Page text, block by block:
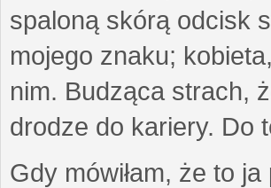
spaloną skórą odcisk
mojego znaku;
nim. Budząca strach,
drodze do kariery. Do
Gdy mówiłam, że to